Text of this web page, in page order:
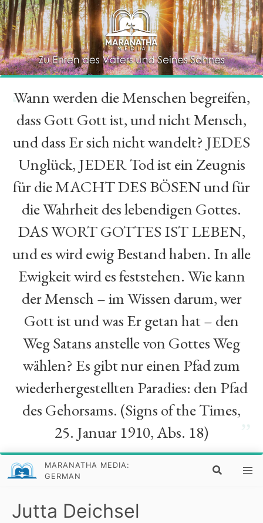
“
Wann werden die Menschen begreifen,
dass Gott Gott ist, und nicht Mensch,
und dass Er sich nicht wandelt? JEDES
Unglück, JEDER Tod ist ein Zeugnis
für die MACHT DES BÖSEN und für
die Wahrheit des lebendigen Gottes.
DAS WORT GOTTES IST LEBEN,
und es wird ewig Bestand haben. In alle
Ewigkeit wird es feststehen. Wie kann
der Mensch – im Wissen darum, wer
Gott ist und was Er getan hat – den
Weg Satans anstelle von Gottes Weg
wählen? Es gibt nur einen Pfad zum
wiederhergestellten Paradies: den Pfad
des Gehorsams. (Signs of the Times,
25. Januar 1910, Abs. 18)
MARANATHA MEDIA:
GERMAN
Jutta Deichsel